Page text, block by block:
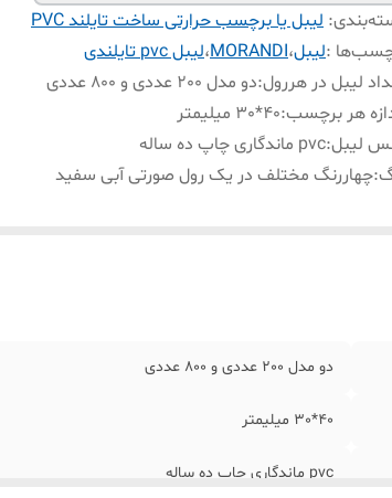
: لیبل یا برچسب حرارتی ساخت تایلند PVC
:لیبل،MORANDI،لیبل pvc تایلندی
لیبل در هررول:دو مدل 200 عددی و 800 عددی
هر برچسب:40*30 میلیمتر
لیبل:pvc ماندگاری چاپ ده ساله
:چهاررنگ مختلف در یک رول صورتی آبی سفید
دو مدل 200 عددی و 800 عددی
40*30 میلیمتر
pvc ماندگاری چاپ ده ساله